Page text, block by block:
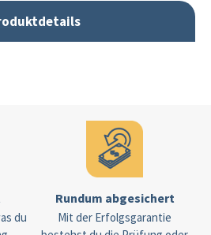
Rundum abgesichert
du
Mit der Erfolgsgarantie